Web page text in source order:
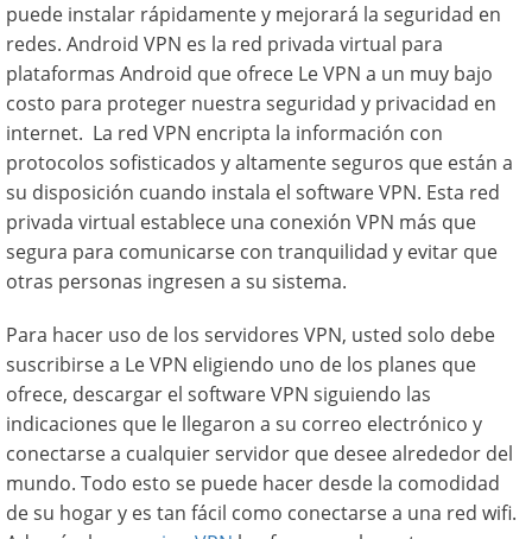
puede instalar rápidamente y mejorará la seguridad en
redes. Android VPN es la red privada virtual para
plataformas Android que ofrece Le VPN a un muy bajo
costo para proteger nuestra seguridad y privacidad en
internet. La red VPN encripta la información con
protocolos sofisticados y altamente seguros que están a
su disposición cuando instala el software VPN. Esta red
privada virtual establece una conexión VPN más que
segura para comunicarse con tranquilidad y evitar que
otras personas ingresen a su sistema.
Para hacer uso de los servidores VPN, usted solo debe
suscribirse a Le VPN eligiendo uno de los planes que
ofrece, descargar el software VPN siguiendo las
indicaciones que le llegaron a su correo electrónico y
conectarse a cualquier servidor que desee alrededor del
mundo. Todo esto se puede hacer desde la comodidad
de su hogar y es tan fácil como conectarse a una red wifi.